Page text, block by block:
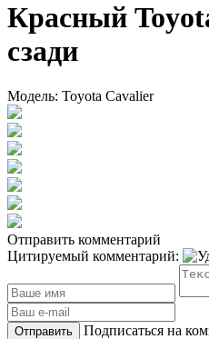
Красный
сзади
Модель: Toyota Cavalier
Отправить комментарий
Цитируемый комментарий:
Отправить
Подписаться на